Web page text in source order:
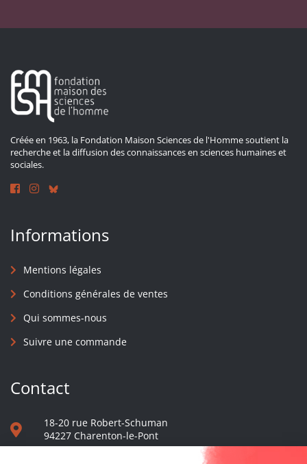
Créée en 1963, la Fondation Maison Sciences de l'Homme soutient la
recherche et la diffusion des connaissances en sciences humaines et
sociales.
Informations
Mentions légales
Conditions générales de ventes
Qui sommes-nous
Suivre une commande
Contact
18-20 rue Robert-Schuman
94227 Charenton-le-Pont